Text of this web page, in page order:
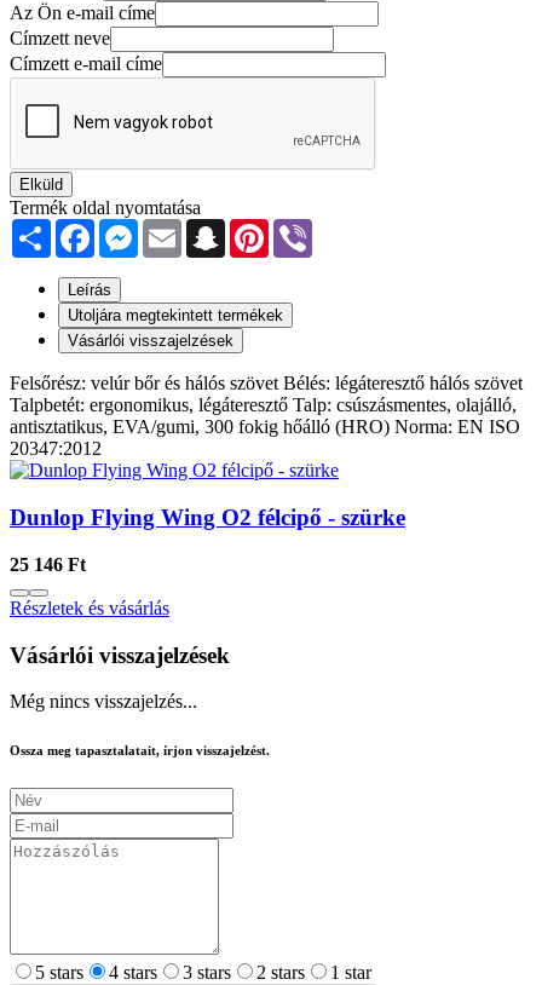
Az Ön e-mail címe
Címzett neve
Címzett e-mail címe
Elküld
Termék oldal nyomtatása
Share FacebookMessenger
Email SnapchatPinterest
Leírás
Utoljára megtekintett termékek
Vásárlói visszajelzések
Felsőrész: velúr bőr és hálós szövet Bélés: légáteresztő hálós szövet
Talpbetét: ergonomikus, légáteresztő Talp: csúszásmentes, olajálló,
antisztatikus, EVA/gumi, 300 fokig hőálló (HRO) Norma: EN ISO
20347:2012
Dunlop Flying Wing O2 félcipő - szürke
25 146 Ft
Részletek és vásárlás
Vásárlói visszajelzések
Még nincs visszajelzés...
Ossza meg tapasztalatait, írjon visszajelzést.
5 stars 4 stars 3 stars 2 stars 1 star